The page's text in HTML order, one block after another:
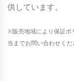
供しています。
※販売地域により保証ポ
当までお問い合わせくだ